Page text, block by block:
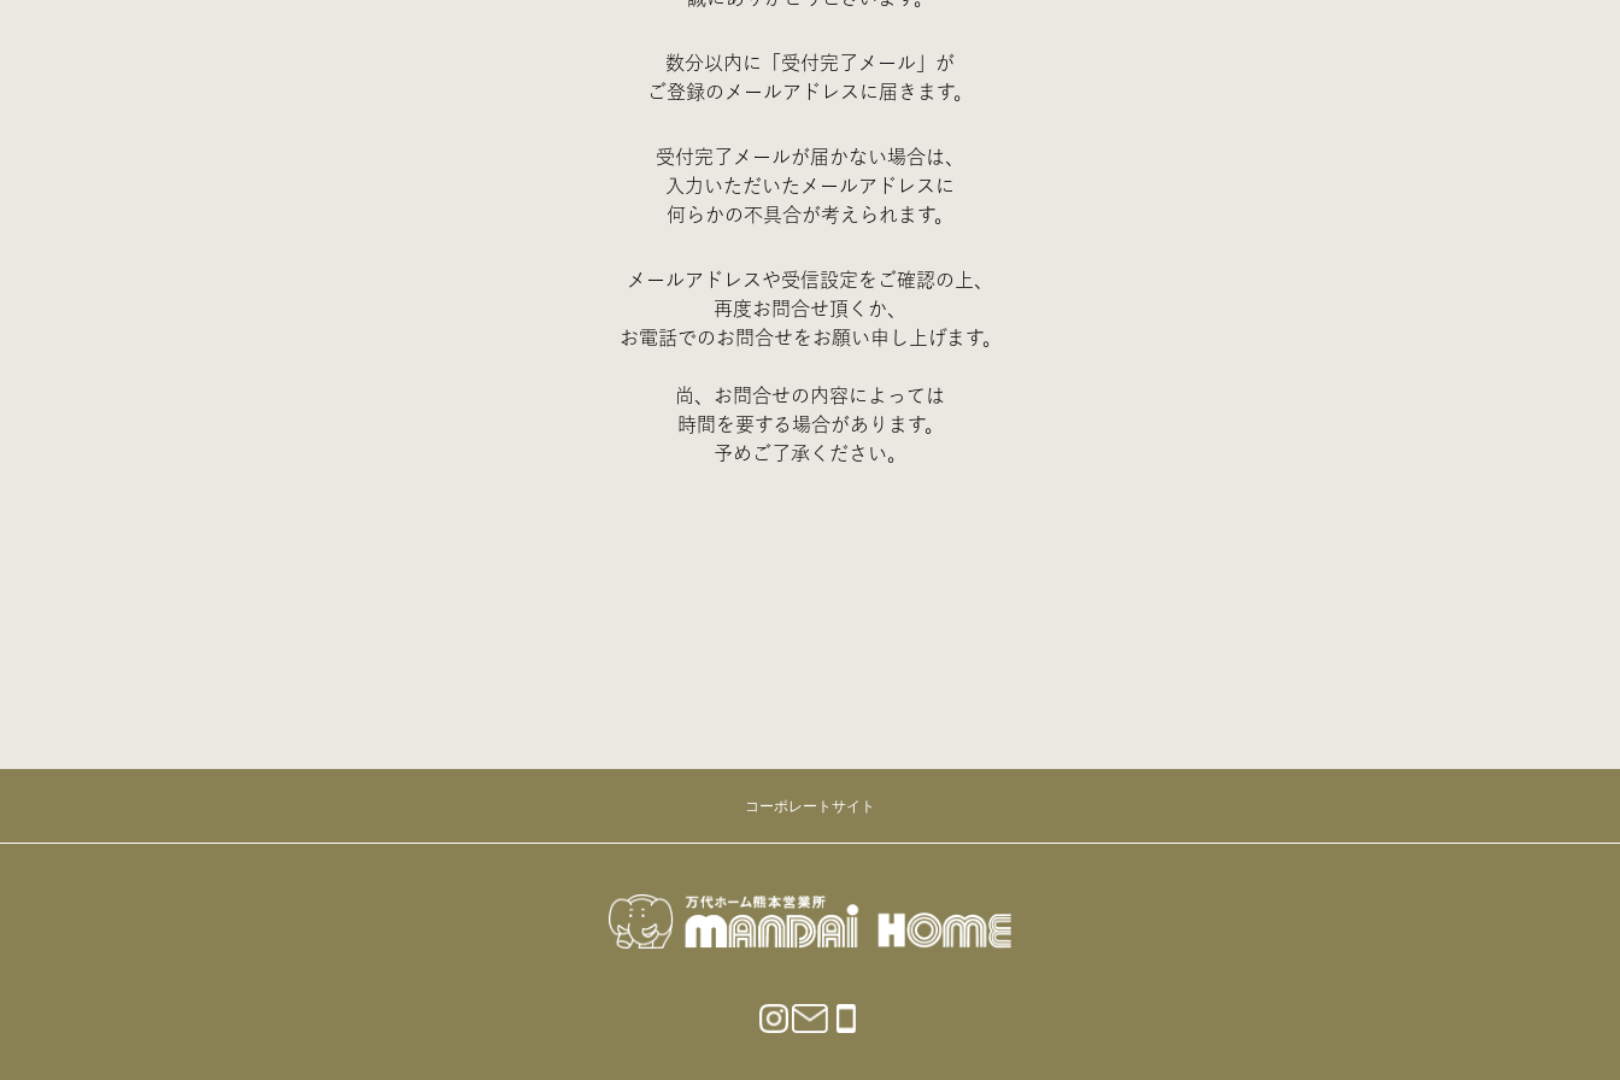
数分以内に「受付完了メール」が
ご登録のメールアドレスに届きます。
受付完了メールが届かない場合は、
入力いただいたメールアドレスに
何らかの不具合が考えられます。
メールアドレスや受信設定をご確認の上、
再度お問合せ頂くか、
お電話でのお問合せをお願い申し上げます。
尚、お問合せの内容によっては
時間を要する場合があります。
予めご了承ください。
コーポレートサイト